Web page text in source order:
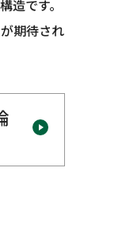
です。
期待され